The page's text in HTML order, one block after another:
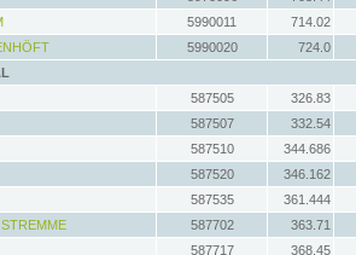
5990011
714.02
5990020
724.0
587505
326.83
587507
332.54
587510
344.686
587520
346.162
587535
361.444
587702
363.71
587717 368.45